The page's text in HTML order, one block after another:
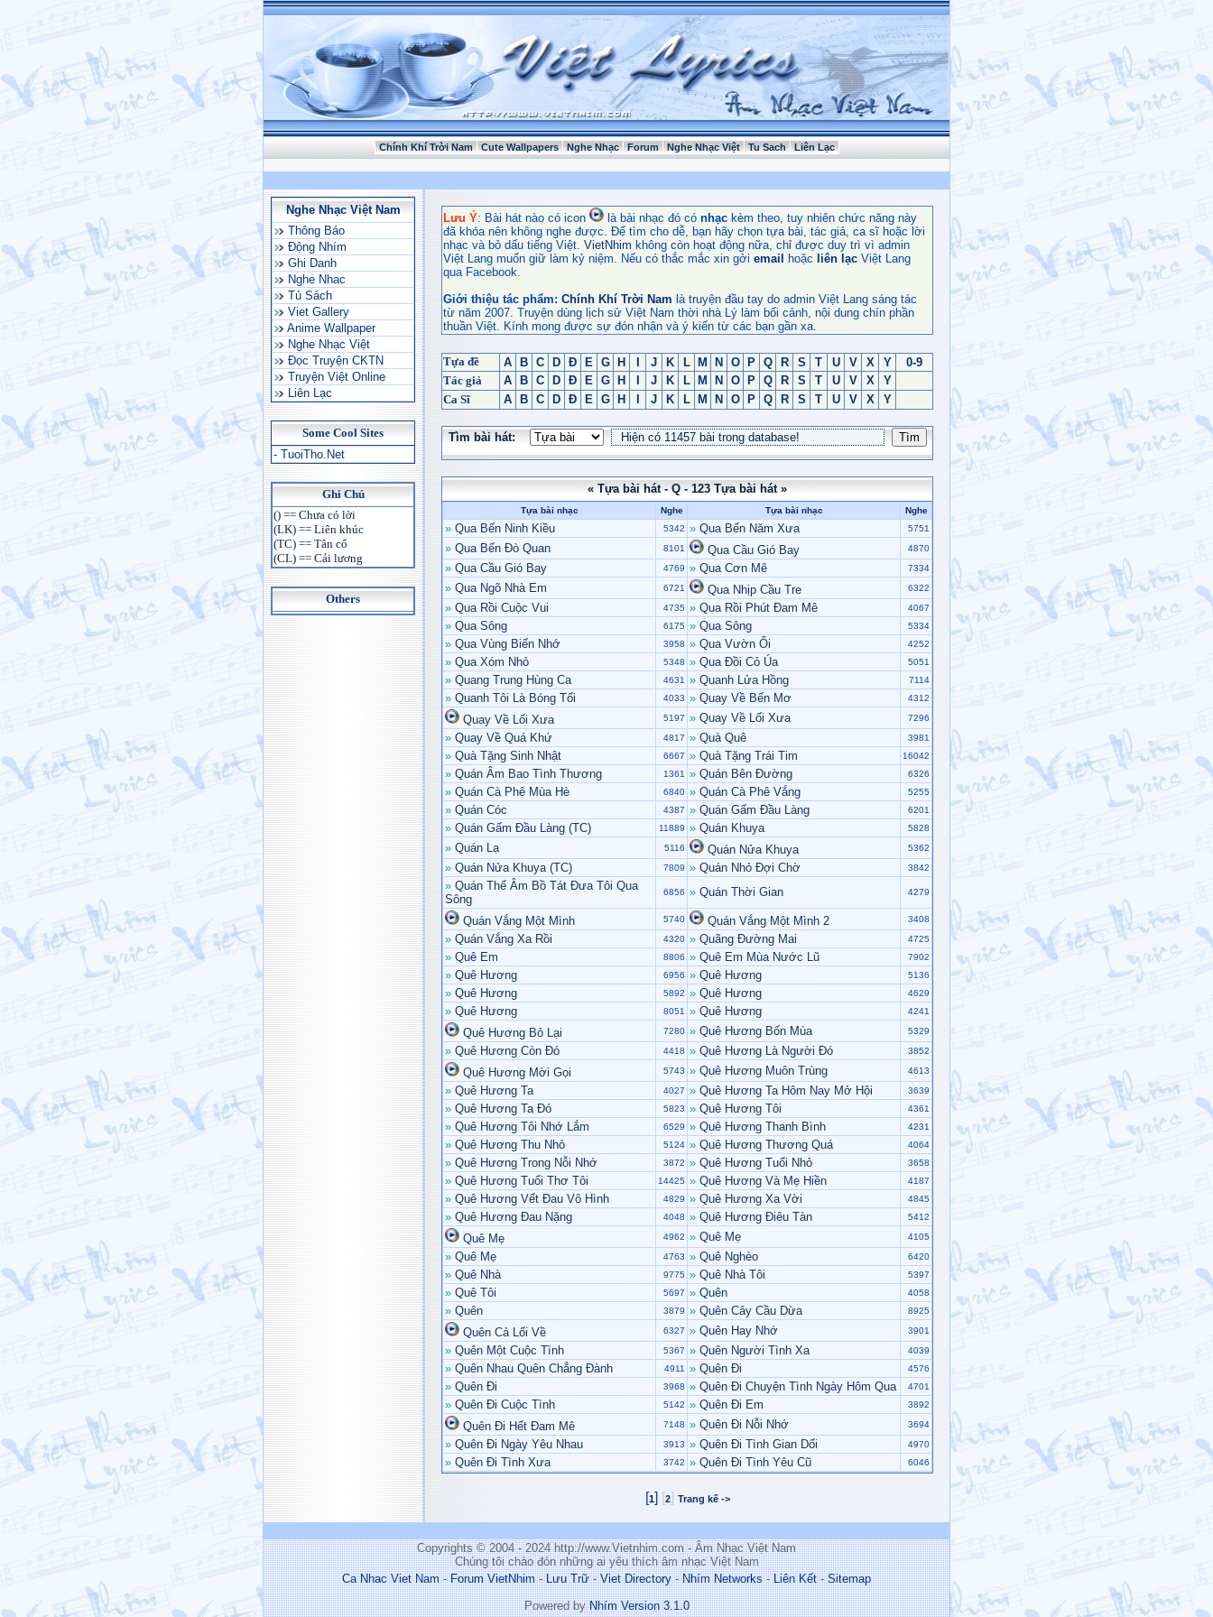
Chính Khí Trời Nam Cute Wallpapers Nghe Nhạc Forum Nghe Nhạc Việt Tu Sach Liên Lạc
Nghe Nhạc Việt Nam
Thông Báo
Động Nhím
Ghi Danh
Nghe Nhac
Tủ Sách
Viet Gallery
Anime Wallpaper
Nghe Nhạc Việt
Đọc Truyện CKTN
Truyện Việt Online
Liên Lạc
Some Cool Sites
- TuoiTho.Net
Ghi Chú
() == Chưa có lời
(LK) == Liên khúc
(TC) == Tân cổ
(CL) == Cải lương
Others
Lưu Ý: Bài hát nào có icon là bài nhạc đó có nhạc kèm theo, tuy nhiên chức năng này
đã khóa nên không nghe được. Để tìm cho dễ, bạn hãy chọn tựa bài, tác giả, ca sĩ hoặc lời
nhạc và bỏ dấu tiếng Việt. VietNhim không còn hoạt động nữa, chỉ được duy trì vì admin
Việt Lang muốn giữ làm kỷ niệm. Nếu có thắc mắc xin gởi email hoặc liên lạc Việt Lang
qua Facebook.
Giới thiệu tác phẩm: Chính Khí Trời Nam là truyện đầu tay do admin Việt Lang sáng tác
từ năm 2007. Truyện dùng lịch sử Việt Nam thời nhà Lý làm bối cảnh, nội dung chín phần
thuần Việt. Kính mong được sự đón nhận và ý kiến từ các bạn gần xa.
Tựa đề A B C D Đ E G H J K L M N O P Q R S T U V X Y
0-9
Tác giả
A B C D Đ E G H J K L M N O P Q R S T U V X
Y
Ca Sĩ
A B C D Đ E G H J K L M N O P Q R S T U V X Y
Tìm bài hát:
« Tựa bài hát - Q - 123 Tựa bài hát »
Tựa bài nhạc Nghe Tựa bài nhạc Nghe
» Qua Bến Ninh Kiều 5342 » Qua Bến Năm Xưa 5751
» Qua Bến Đò Quan 8101 Qua Cầu Gió Bay 4870
» Qua Cầu Gió Bay 4769 » Qua Cơn Mê 7334
» Qua Ngõ Nhà Em 6721 Qua Nhịp Cầu Tre 6322
» Qua Rồi Cuộc Vui 4735 » Qua Rồi Phút Đam Mê 4067
» Qua Sông 6175 » Qua Sông 5334
» Qua Vùng Biển Nhớ 3958 » Qua Vườn Ổi 4252
» Qua Xóm Nhỏ 5348 » Qua Đồi Cỏ Úa 5051
» Quang Trung Hùng Ca 4631 » Quanh Lửa Hồng 7114
» Quanh Tôi Là Bóng Tối 4033 » Quay Về Bến Mơ 4312
Quay Về Lối Xưa 5197 » Quay Về Lối Xưa 7296
» Quay Về Quá Khứ 4817 » Quà Quê 3981
» Quà Tặng Sinh Nhật 6667 » Quà Tặng Trái Tim 16042
» Quán Âm Bao Tình Thương 1361 » Quán Bên Đường 6326
» Quán Cà Phê Mùa Hè 6840 » Quán Cà Phê Vắng 5255
» Quán Cóc 4387 » Quán Gấm Đầu Làng 6201
» Quán Gấm Đầu Làng (TC) 11889 » Quán Khuya 5828
» Quán Lạ 5116 Quán Nửa Khuya 5362
» Quán Nửa Khuya (TC) 7809 » Quán Nhỏ Đợi Chờ 3842
» Quán Thế Âm Bồ Tát Đưa Tôi Qua
Sông
6856 » Quán Thời Gian 4279
Quán Vắng Một Mình 5740 Quán Vắng Một Mình 2 3408
» Quán Vắng Xa Rồi 4320 » Quãng Đường Mai 4725
» Quê Em 8806 » Quê Em Mùa Nước Lũ 7902
» Quê Hương 6956 » Quê Hương 5136
» Quê Hương 5892 » Quê Hương 4629
» Quê Hương 8051 » Quê Hương 4241
Quê Hương Bỏ Lại 7280 » Quê Hương Bốn Mùa 5329
» Quê Hương Còn Đó 4418 » Quê Hương Là Người Đó 3852
Quê Hương Mời Gọi 5743 » Quê Hương Muôn Trùng 4613
» Quê Hương Ta 4027 » Quê Hương Ta Hôm Nay Mở Hội 3639
» Quê Hương Ta Đó 5823 » Quê Hương Tôi 4361
» Quê Hương Tôi Nhớ Lắm 6529 » Quê Hương Thanh Bình 4231
» Quê Hương Thu Nhỏ 5124 » Quê Hương Thương Quá 4064
» Quê Hương Trong Nỗi Nhớ 3872 » Quê Hương Tuổi Nhỏ 3658
» Quê Hương Tuổi Thơ Tôi 14425 » Quê Hương Và Mẹ Hiền 4187
» Quê Hương Vết Đau Vô Hình 4829 » Quê Hương Xa Vời 4845
» Quê Hương Đau Nặng 4048 » Quê Hương Điêu Tàn 5412
Quê Mẹ 4962 » Quê Mẹ 4105
» Quê Mẹ 4763 » Quê Nghèo 6420
» Quê Nhà 9775 » Quê Nhà Tôi 5397
» Quê Tôi 5697 » Quên 4058
» Quên 3879 » Quên Cây Cầu Dừa 8925
Quên Cả Lối Về 6327 » Quên Hay Nhớ 3901
» Quên Một Cuộc Tình 5367 » Quên Người Tình Xa 4039
» Quên Nhau Quên Chẳng Đành 4911 » Quên Đi 4576
» Quên Đi 3968 » Quên Đi Chuyện Tình Ngày Hôm Qua 4701
» Quên Đi Cuộc Tình 5142 » Quên Đi Em 3892
Quên Đi Hết Đam Mê 7148 » Quên Đi Nỗi Nhớ 3694
» Quên Đi Ngày Yêu Nhau 3913 » Quên Đi Tình Gian Dối 4970
» Quên Đi Tình Xưa 3742 » Quên Đi Tình Yêu Cũ 6046
[1] [2] Trang kế ->
Copyrights © 2004 - 2024 http://www.Vietnhim.com - Âm Nhạc Việt Nam
Chúng tôi chào đón những ai yêu thích âm nhạc Việt Nam
Ca Nhac Viet Nam-Forum VietNhim-Lưu Trữ-Viet Directory-Nhím Networks-Liên Kết-Sitemap
Powered byNhím Version 3.1.0